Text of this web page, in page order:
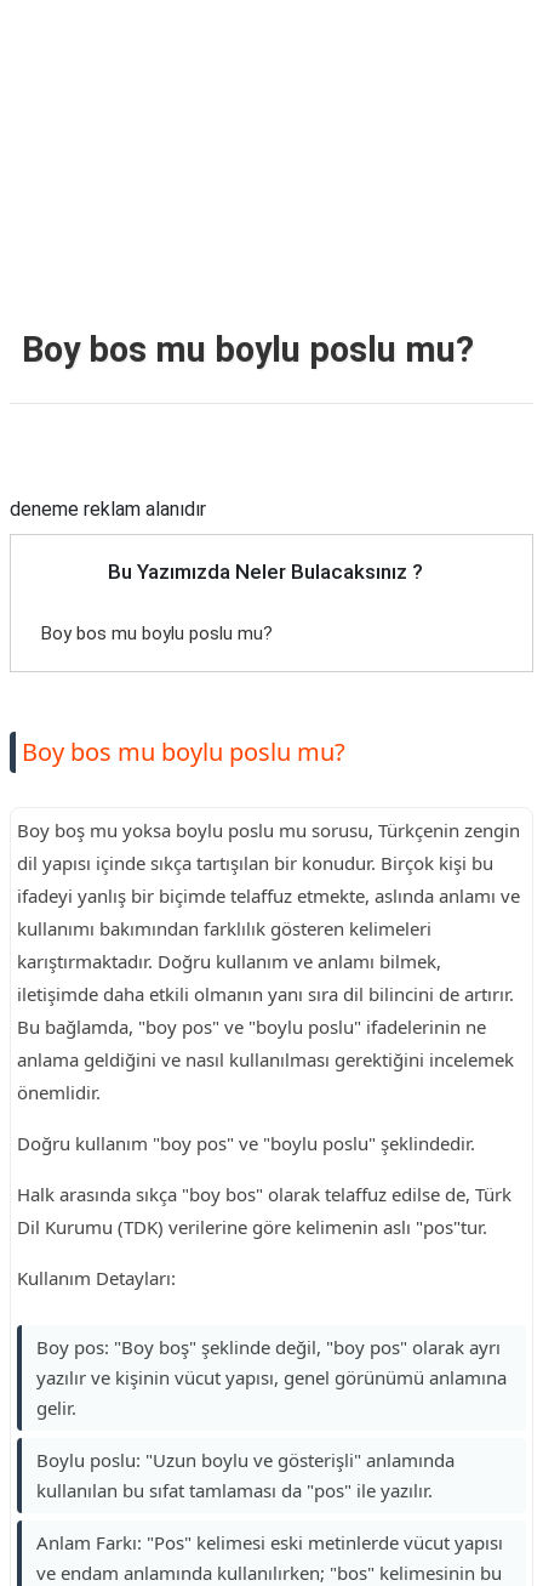
Boy bos mu boylu poslu mu?
deneme reklam alanıdır
Bu Yazımızda Neler Bulacaksınız ?
Boy bos mu boylu poslu mu?
Boy bos mu boylu poslu mu?
Boy boş mu yoksa boylu poslu mu sorusu, Türkçenin zengin
dil yapısı içinde sıkça tartışılan bir konudur. Birçok kişi bu
ifadeyi yanlış bir biçimde telaffuz etmekte, aslında anlamı ve
kullanımı bakımından farklılık gösteren kelimeleri
karıştırmaktadır. Doğru kullanım ve anlamı bilmek,
iletişimde daha etkili olmanın yanı sıra dil bilincini de artırır.
Bu bağlamda, "boy pos" ve "boylu poslu" ifadelerinin ne
anlama geldiğini ve nasıl kullanılması gerektiğini incelemek
önemlidir.
Doğru kullanım "boy pos" ve "boylu poslu" şeklindedir.
Halk arasında sıkça "boy bos" olarak telaffuz edilse de, Türk
Dil Kurumu (TDK) verilerine göre kelimenin aslı "pos"tur.
Kullanım Detayları:
Boy pos: "Boy boş" şeklinde değil, "boy pos" olarak ayrı
yazılır ve kişinin vücut yapısı, genel görünümü anlamına
gelir.
Boylu poslu: "Uzun boylu ve gösterişli" anlamında
kullanılan bu sıfat tamlaması da "pos" ile yazılır.
Anlam Farkı: "Pos" kelimesi eski metinlerde vücut yapısı
ve endam anlamında kullanılırken; "bos" kelimesinin bu